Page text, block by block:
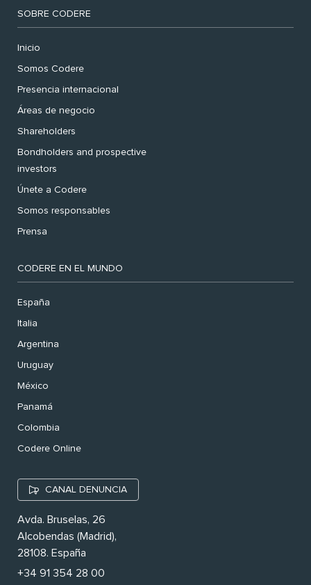
SOBRE CODERE
Inicio
Somos Codere
Presencia internacional
Áreas de negocio
Shareholders
Bondholders and prospective
investors
Únete a Codere
Somos responsables
Prensa
CODERE EN EL MUNDO
España
Italia
Argentina
Uruguay
México
Panamá
Colombia
Codere Online
CANAL DENUNCIA
Avda. Bruselas, 26
Alcobendas (Madrid),
28108. España
+34 91 354 28 00